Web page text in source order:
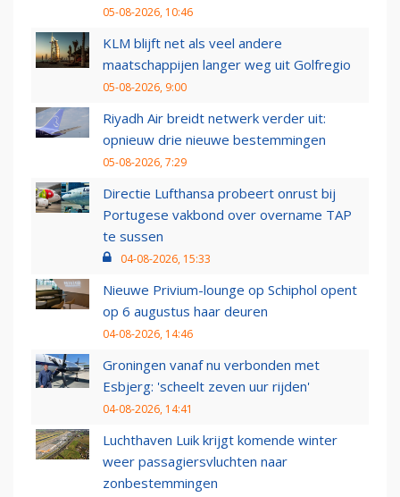
05-08-2026, 10:46
KLM blijft net als veel andere
maatschappijen langer weg uit Golfregio
05-08-2026, 9:00
Riyadh Air breidt netwerk verder uit:
opnieuw drie nieuwe bestemmingen
05-08-2026, 7:29
Directie Lufthansa probeert onrust bij
Portugese vakbond over overname TAP
te sussen
04-08-2026, 15:33
Nieuwe Privium-lounge op Schiphol opent
op 6 augustus haar deuren
04-08-2026, 14:46
Groningen vanaf nu verbonden met
Esbjerg: 'scheelt zeven uur rijden'
04-08-2026, 14:41
Luchthaven Luik krijgt komende winter
weer passagiersvluchten naar
zonbestemmingen